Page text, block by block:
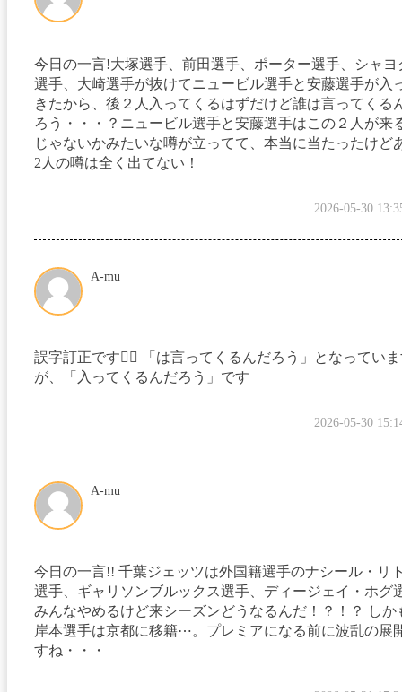
今日の一言!大塚選手、前田選手、ポーター選手、シャヨ
選手、大崎選手が抜けてニュービル選手と安藤選手が入
きたから、後２人入ってくるはずだけど誰は言ってくる
ろう・・・？ニュービル選手と安藤選手はこの２人が来
じゃないかみたいな噂が立ってて、本当に当たったけど
2人の噂は全く出てない！
2026-05-30
A-mu
誤字訂正です🙇‍♀️ 「は言ってくるんだろう」となってい
が、「入ってくるんだろう」です
2026-05-30
A-mu
今日の一言!! 千葉ジェッツは外国籍選手のナシール・リ
選手、ギャリソンブルックス選手、ディージェイ・ホグ
みんなやめるけど来シーズンどうなるんだ！？！？ しか
岸本選手は京都に移籍⋯。プレミアになる前に波乱の展
すね・・・